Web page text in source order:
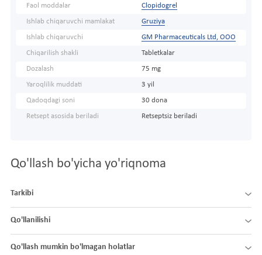
Faol moddalar Clopidogrel
Ishlab chiqaruvchi mamlakat Gruziya
Ishlab chiqaruvchi GM Pharmaceuticals Ltd, OOO
Chiqarilish shakli Tabletkalar
Dozalash 75 mg
Yaroqlilik muddati 3 yil
Qadoqdagi soni 30 dona
Retsept asosida beriladi Retseptsiz beriladi
Qo'llash bo'yicha yo'riqnoma
Tarkibi
Qo'llanilishi
Qo'llash mumkin bo'lmagan holatlar